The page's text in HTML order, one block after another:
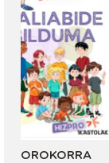
OROKORRA